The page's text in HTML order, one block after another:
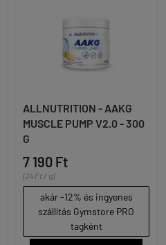
ALLNUTRITION - AAKG
MUSCLE PUMP V2.0 - 300
G
7 190 Ft
(24 Ft / g)
akár -12% és ingyenes
szállítás Gymstore PRO
tagként